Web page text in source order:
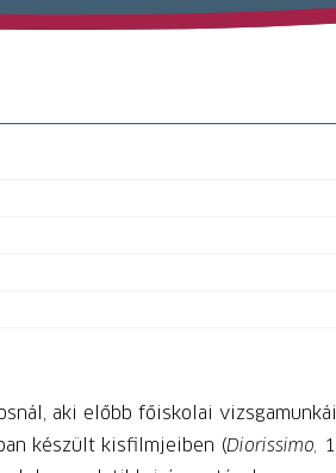
aki előbb főiskolai
készült kisfilmjeiben (Diorissimo,